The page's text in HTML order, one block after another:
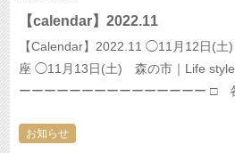
【calendar】2022.11
【Calendar】2022.11 ◯11月12日(
座 ◯11月13日(土) 森の市｜Life style
ーーーーーーーーーーーーーーー □
お知らせ